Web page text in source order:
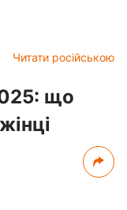
Читати російською
що